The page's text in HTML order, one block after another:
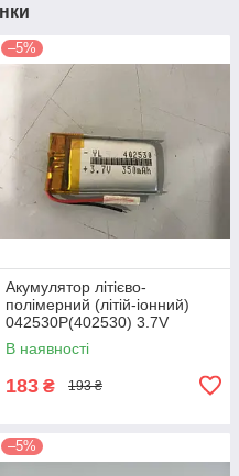
–5%
Акумулятор літієво-
полімерний (літій-іонний)
042530P(402530) 3.7V
350mAh
В наявності
183 ₴ 193 ₴
–5%